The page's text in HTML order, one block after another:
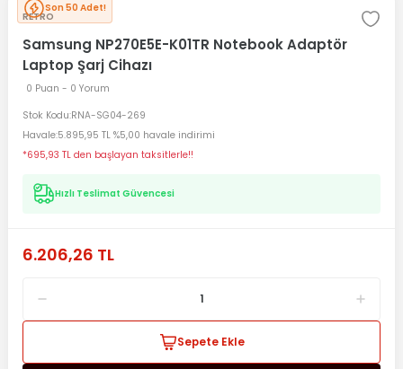
Son 50 Adet!
RETRO
Samsung NP270E5E-K01TR Notebook Adaptör
Laptop Şarj Cihazı
0 Puan - 0 Yorum
Stok Kodu RNA-SG04-269
Havale 5.895,95 TL %5,00 havale indirimi
*695,93 TL den başlayan taksitlerle!!
Hızlı Teslimat Güvencesi
6.206,26 TL
Sepete Ekle